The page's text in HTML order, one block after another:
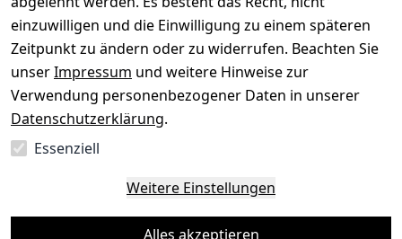
einzuwilligen und die Einwilligung zu einem späteren
Zeitpunkt zu ändern oder zu widerrufen. Beachten Sie
unserImpressum und weitere Hinweise zur
Verwendung personenbezogener Daten in unserer
Datenschutzerklärung.
Essenziell
Weitere Einstellungen
Alles akzeptieren
Sichere Zahlungsarten
SEPA Bank
Sicherheit
Deine Daten. Sicher. Vertraulich.